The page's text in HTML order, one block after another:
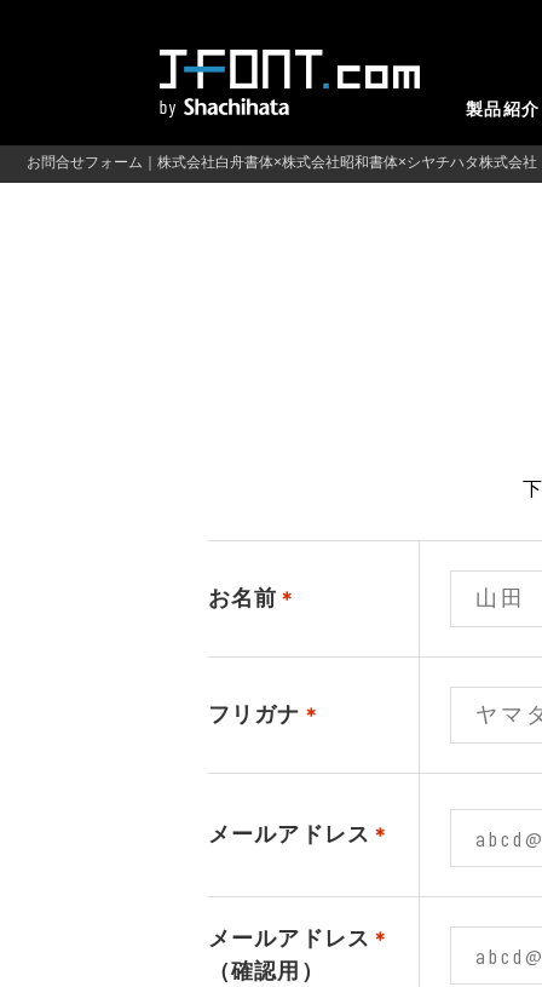
製品紹介
お問合せフォーム｜株式会社白舟書体×株式会社昭和書体×シヤチハタ株式会社
お名前 ＊
フリガナ ＊
メールアドレス ＊
メールアドレス ＊
（確認用）